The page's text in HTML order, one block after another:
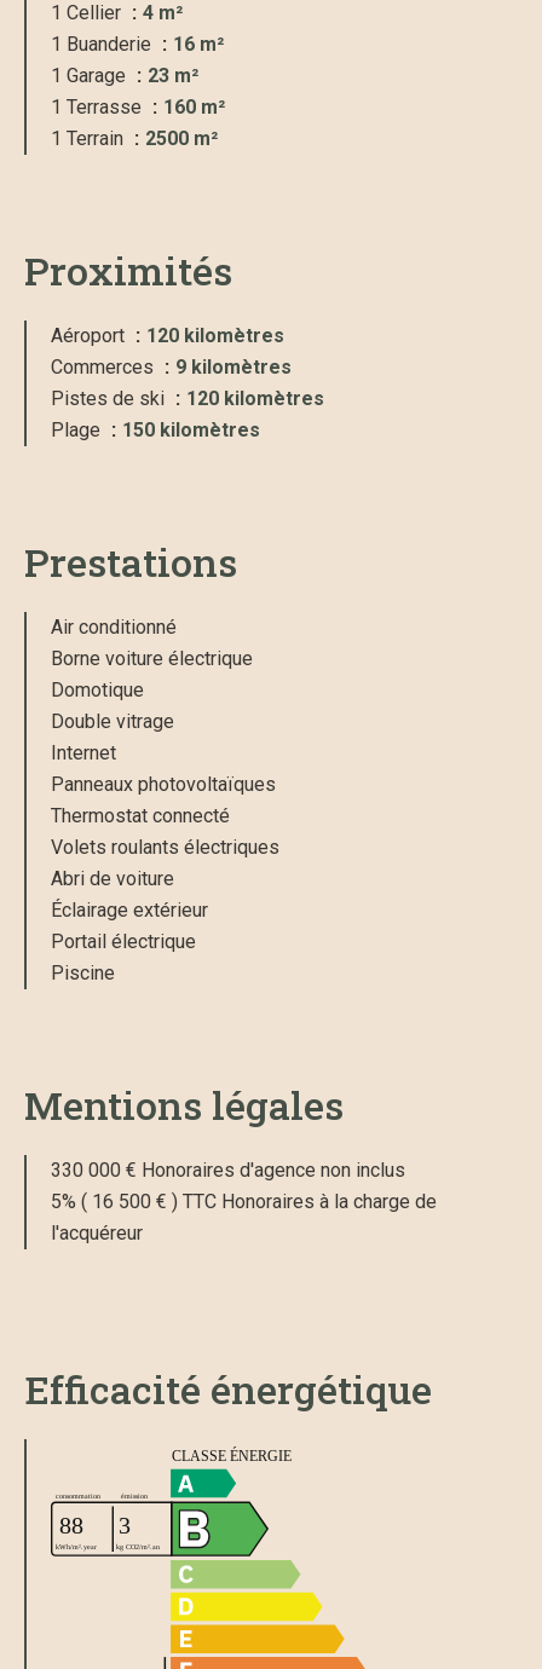
1 Cellier
4 m²
1 Buanderie
16 m²
1 Garage
23 m²
1 Terrasse
160 m²
1 Terrain
2500 m²
Proximités
Aéroport
120 kilomètres
Commerces
9 kilomètres
Pistes de ski
120 kilomètres
Plage
150 kilomètres
Prestations
Air conditionné
Borne voiture électrique
Domotique
Double vitrage
Internet
Panneaux photovoltaïques
Thermostat connecté
Volets roulants électriques
Abri de voiture
Éclairage extérieur
Portail électrique
Piscine
Mentions légales
330 000 € Honoraires d'agence non inclus
5% ( 16 500 € ) TTC Honoraires à la charge de
l'acquéreur
Efficacité énergétique